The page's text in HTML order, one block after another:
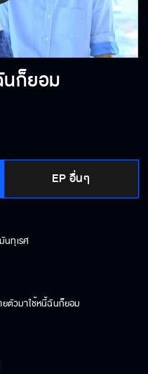
นก็ยอม
EP อื่นๆ
บบเปิดอกดีกว่า
นทุเรศ
ยตัวมาใช้หนี้ฉันก็ยอม